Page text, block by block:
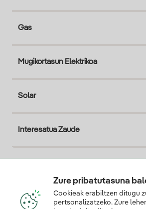
Gas
Mugikortasun Elektrikoa
Solar
Interesatua Zaude
Zure pribatutasuna
Cookieak erabiltzen ditugu
pertsonalizatzeko. Zure